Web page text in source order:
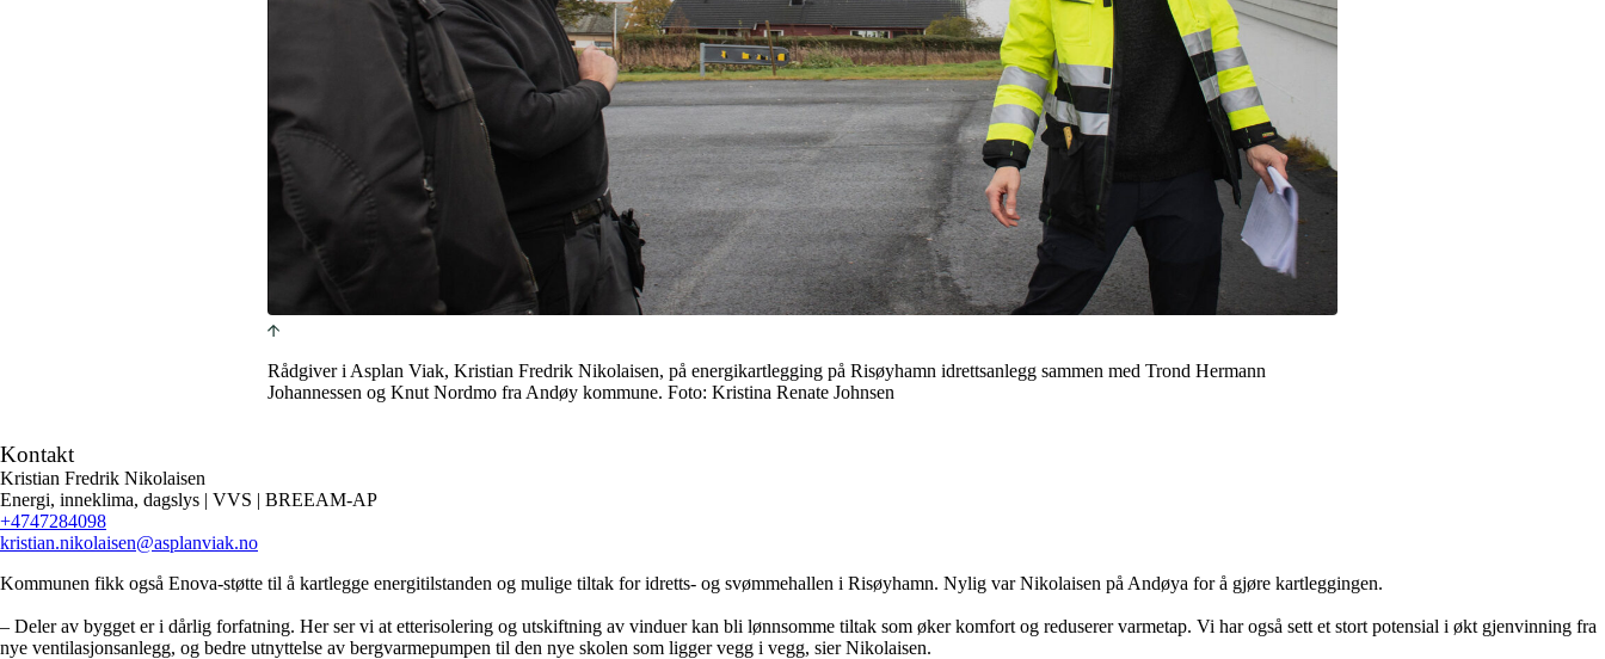
Rådgiver i Asplan Viak, Kristian Fredrik Nikolaisen, på energikartlegging på Risøyhamn idrettsanlegg sammen med Trond Hermann
Johannessen og Knut Nordmo fra Andøy kommune. Foto: Kristina Renate Johnsen
Kontakt
Kristian Fredrik Nikolaisen
Energi, inneklima, dagslys | VVS | BREEAM-AP
+4747284098
kristian.nikolaisen@asplanviak.no
Kommunen fikk også Enova-støtte til å kartlegge energitilstanden og mulige tiltak for idretts- og svømmehallen i Risøyhamn. Nylig var Nikolaisen på Andøya for å gjøre kartleggingen.
– Deler av bygget er i dårlig forfatning. Her ser vi at etterisolering og utskiftning av vinduer kan bli lønnsomme tiltak som øker komfort og reduserer varmetap. Vi har også sett et stort potensial i økt gjenvinning fra
nye ventilasjonsanlegg, og bedre utnyttelse av bergvarmepumpen til den nye skolen som ligger vegg i vegg, sier Nikolaisen.